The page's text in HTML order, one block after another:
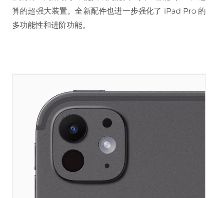
算的超强大装置。全新配件也进一步强化了 iPad Pro 的
多功能性和进阶功能。